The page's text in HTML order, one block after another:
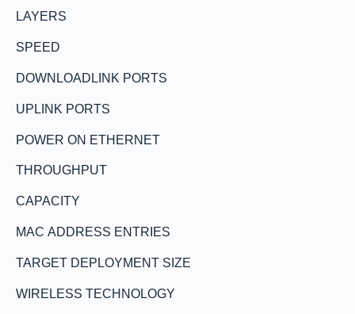
LAYERS
SPEED
DOWNLOADLINK PORTS
UPLINK PORTS
POWER ON ETHERNET
THROUGHPUT
CAPACITY
MAC ADDRESS ENTRIES
TARGET DEPLOYMENT SIZE
WIRELESS TECHNOLOGY